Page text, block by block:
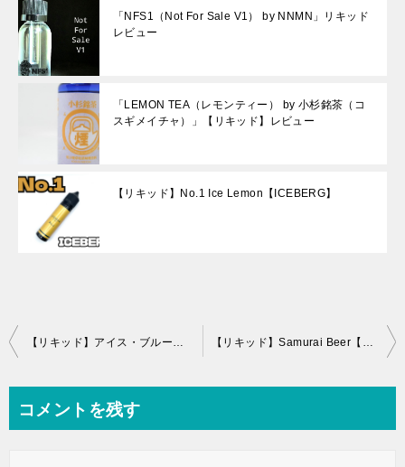
「NFS1（Not For Sale V1） by NNMN」リキッド
レビュー
「LEMON TEA（レモンティー） by 小杉銘茶（コ
スギメイチャ）」【リキッド】レビュー
【リキッド】No.1 Ice Lemon【ICEBERG】
投
ビ
【リキッド】アイス・ブルーベリー【HiLIQ】レビュー 【リキッド】Samurai Beer【HiLIQ】レビュー
コメントを残す